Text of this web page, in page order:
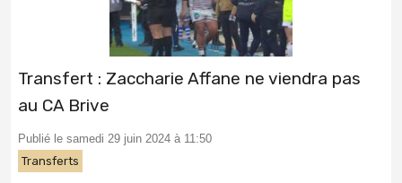
Transfert : Zaccharie Affane ne viendra pas
au CA Brive
Publié le samedi 29 juin 2024 à 11:50
Transferts